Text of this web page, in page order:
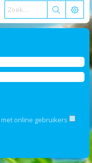
online gebruikers